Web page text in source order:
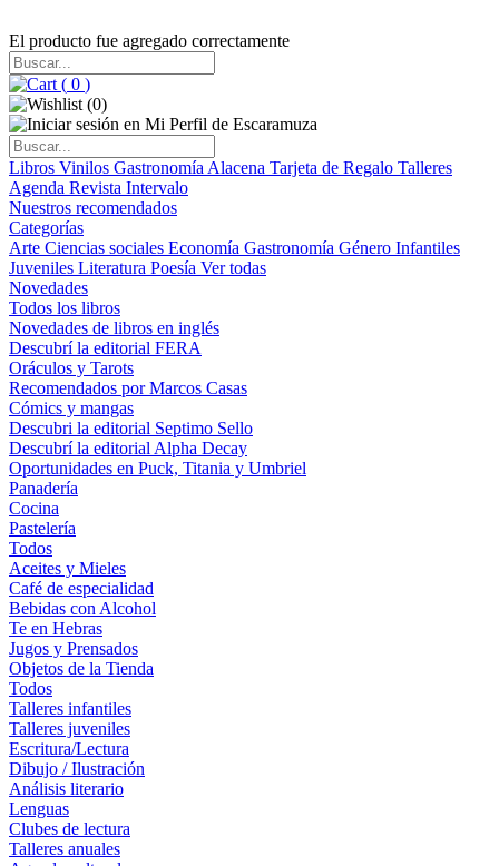
El producto fue agregado correctamente
( 0 )
(0)
Libros Vinilos Gastronomía Alacena Tarjeta de Regalo Talleres
Agenda Revista Intervalo
Nuestros recomendados
Categorías
Arte Ciencias sociales Economía Gastronomía Género Infantiles
Juveniles Literatura Poesía Ver todas
Novedades
Todos los libros
Novedades de libros en inglés
Descubrí la editorial FERA
Oráculos y Tarots
Recomendados por Marcos Casas
Cómics y mangas
Descubri la editorial Septimo Sello
Descubrí la editorial Alpha Decay
Oportunidades en Puck, Titania y Umbriel
Panadería
Cocina
Pastelería
Todos
Aceites y Mieles
Café de especialidad
Bebidas con Alcohol
Te en Hebras
Jugos y Prensados
Objetos de la Tienda
Todos
Talleres infantiles
Talleres juveniles
Escritura/Lectura
Dibujo / Ilustración
Análisis literario
Lenguas
Clubes de lectura
Talleres anuales